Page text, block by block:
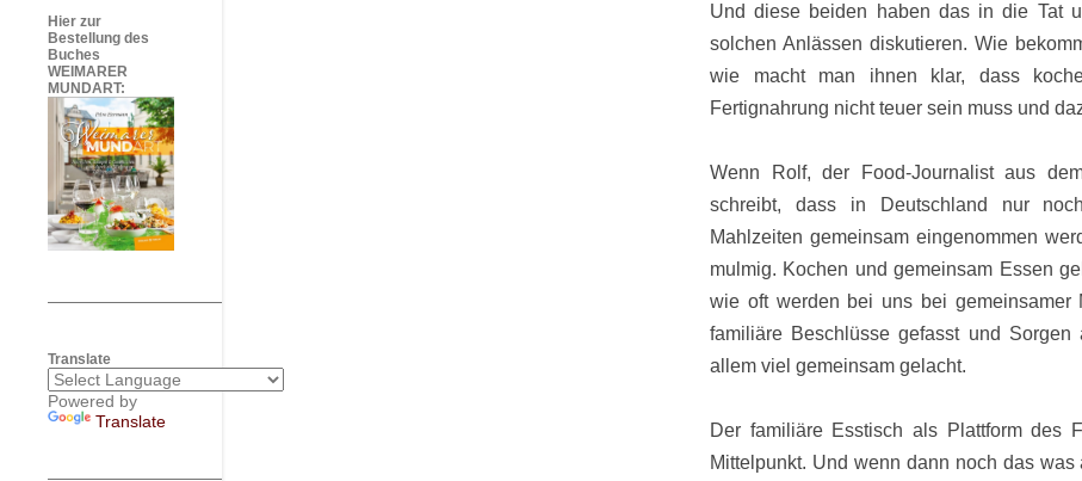
Und diese beiden haben das in die Tat
solchen Anlässen diskutieren. Wie
wie macht man ihnen klar, dass
Fertignahrung nicht teuer sein muss und
Wenn Rolf, der Food-Journalist aus
schreibt, dass in Deutschland nur
Mahlzeiten gemeinsam eingenommen
mulmig. Kochen und gemeinsam Essen
wie oft werden bei uns bei gemeinsamer
familiäre Beschlüsse gefasst und
allem viel gemeinsam gelacht.
Der familiäre Esstisch als Plattform des
Mittelpunkt. Und wenn dann noch das
Hier zur
Bestellung des
Buches
WEIMARER
MUNDART:
Translate
Powered by
Translate